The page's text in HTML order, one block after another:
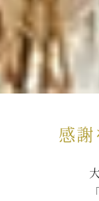
感謝